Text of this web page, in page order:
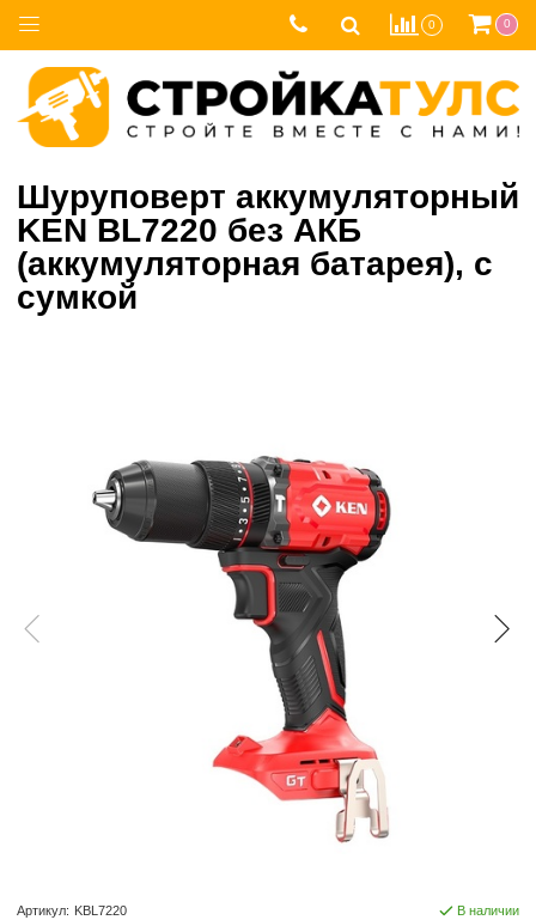
0 0
Шуруповерт аккумуляторный
KEN BL7220 без АКБ
(аккумуляторная батарея), с
сумкой
Артикул: KBL7220 В наличии